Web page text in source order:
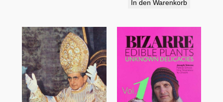
In den Warenkorb